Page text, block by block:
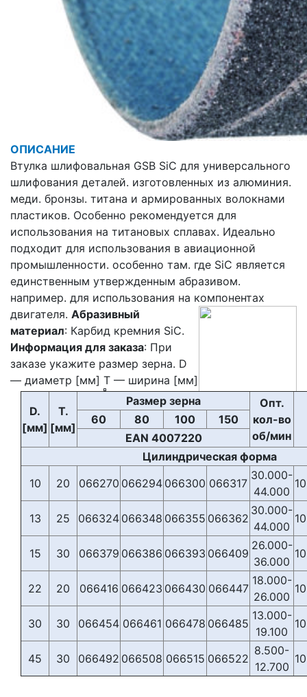
ОПИСАНИЕ
Втулка шлифовальная GSB SiC для универсального
шлифования деталей. изготовленных из алюминия.
меди. бронзы. титана и армированных волокнами
пластиков. Особенно рекомендуется для
использования на титановых сплавах. Идеально
подходит для использования в авиационной
промышленности. особенно там. где SiC является
единственным утвержденным абразивом.
например. для использования на компонентах
двигателя. Абразивный
материал: Карбид кремния SiC.
Информация для заказа: При
заказе укажите размер зерна. D
— диаметр [мм] T — ширина [мм]
D.
[мм]
T.
[мм]
Размер зерна
Опт.
кол-во
об/мин
60 80 100
150
EAN 4007220
Цилиндрическая форма
10
20 066270 066294 066300 066317
30.000-
44.000
13 25 066324 066348 066355 066362
30.000-
44.000
15 30 066379 066386 066393 066409
26.000-
36.000
22 20 066416 066423 066430 066447
18.000-
26.000
30 30 066454 066461 066478 066485
13.000-
19.100
45 30 066492 066508 066515 066522
8.500-
12.700